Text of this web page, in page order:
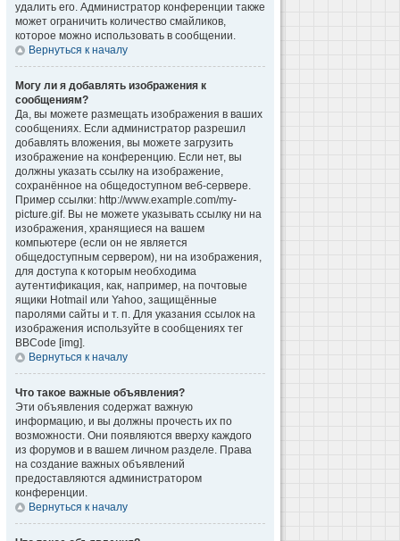
удалить его. Администратор конференции также
может ограничить количество смайликов,
которое можно использовать в сообщении.
Вернуться к началу
Могу ли я добавлять изображения к
сообщениям?
Да, вы можете размещать изображения в ваших
сообщениях. Если администратор разрешил
добавлять вложения, вы можете загрузить
изображение на конференцию. Если нет, вы
должны указать ссылку на изображение,
сохранённое на общедоступном веб-сервере.
Пример ссылки: http://www.example.com/my-
picture.gif. Вы не можете указывать ссылку ни на
изображения, хранящиеся на вашем
компьютере (если он не является
общедоступным сервером), ни на изображения,
для доступа к которым необходима
аутентификация, как, например, на почтовые
ящики Hotmail или Yahoo, защищённые
паролями сайты и т. п. Для указания ссылок на
изображения используйте в сообщениях тег
BBCode [img].
Вернуться к началу
Что такое важные объявления?
Эти объявления содержат важную
информацию, и вы должны прочесть их по
возможности. Они появляются вверху каждого
из форумов и в вашем личном разделе. Права
на создание важных объявлений
предоставляются администратором
конференции.
Вернуться к началу